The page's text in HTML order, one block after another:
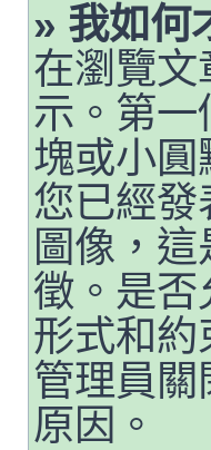
» 我如何
在瀏覽文
示。第一
塊或小圓
您已經發
圖像，
徵。是否
形式和約
管理員
原因。